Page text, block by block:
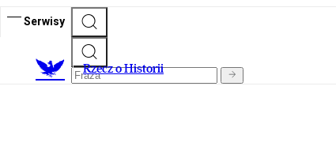
Serwisy
Rzecz o Historii